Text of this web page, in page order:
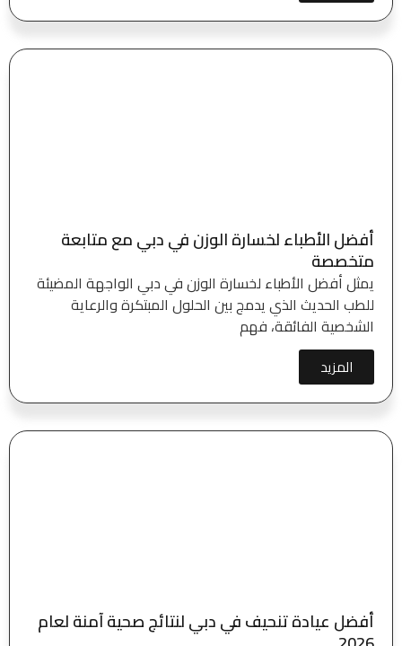
أفضل الأطباء لخسارة الوزن في دبي مع متابعة
متخصصة
يمثل أفضل الأطباء لخسارة الوزن في دبي الواجهة المضيئة
للطب الحديث الذي يدمج بين الحلول المبتكرة والرعاية
الشخصية الفائقة، فهم
المزيد
أفضل عيادة تنحيف في دبي لنتائج صحية آمنة لعام